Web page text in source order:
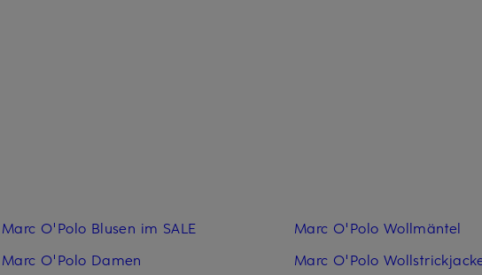
Marc O'Polo Blusen im SALE
Marc O'Polo Damen
Marc O'Polo Woll­mäntel
Marc O'Polo